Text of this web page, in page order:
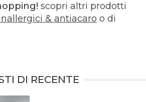
scopri altri prodotti
& antiacaro o di
DI RECENTE